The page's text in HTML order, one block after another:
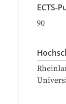
ECTS-
90